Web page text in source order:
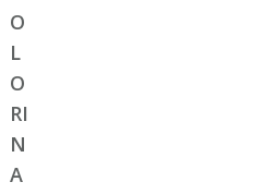
O
L
O
RI
N
A